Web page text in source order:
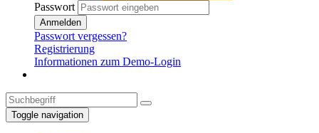
Passwort
Anmelden
Passwort vergessen?
Registrierung
Informationen zum Demo-Login
Toggle navigation